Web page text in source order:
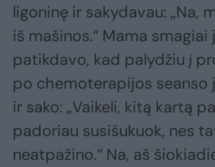
ligoninę ir sakydavau: „Na,
iš mašinos.“ Mama
patikdavo, kad palydžiu į
po chemoterapijos seanso
ir sako: „Vaikeli, kitą kartą
padoriau susišukuok, nes
neatpažino.“ Na, aš